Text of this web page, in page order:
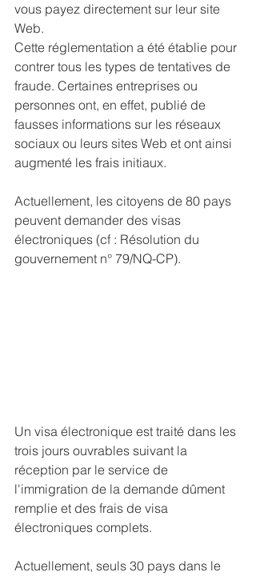
vous payez directement sur leur site
Web.
Cette réglementation a été établie pour
contrer tous les types de tentatives de
fraude. Certaines entreprises ou
personnes ont, en effet, publié de
fausses informations sur les réseaux
sociaux ou leurs sites Web et ont ainsi
augmenté les frais initiaux.
Actuellement, les citoyens de 80 pays
peuvent demander des visas
électroniques (cf : Résolution du
gouvernement n° 79/NQ-CP).
Un visa électronique est traité dans les
trois jours ouvrables suivant la
réception par le service de
l'immigration de la demande dûment
remplie et des frais de visa
électroniques complets.
Actuellement, seuls 30 pays dans le